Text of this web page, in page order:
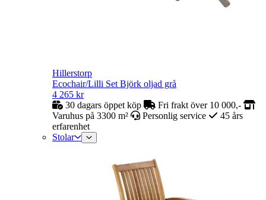
Hillerstorp
Ecochair/Lilli Set Björk oljad grå
4 265 kr
30 dagars öppet köp
Fri frakt över 10 000,-
Varuhus på 3300 m²
Personlig service
45 års
erfarenhet
Stolar